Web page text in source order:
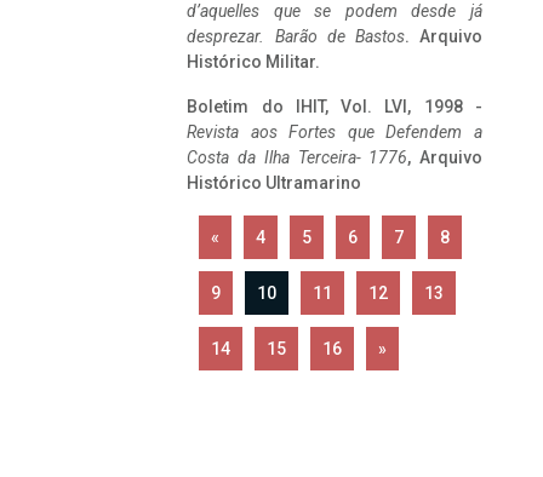
d’aquelles que se podem desde já
desprezar. Barão de Bastos. Arquivo
Histórico Militar.
Boletim do IHIT, Vol. LVI, 1998 -
Revista aos Fortes que Defendem a
Costa da Ilha Terceira- 1776, Arquivo
Histórico Ultramarino
« 4 5 6 7 8
9 10 11 12 13
14 15 16 »